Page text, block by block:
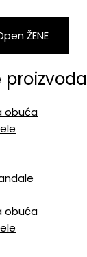
ŽENE
proizvoda
obuća
obuća